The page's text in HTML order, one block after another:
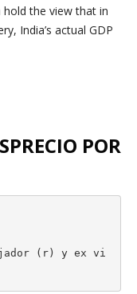
the view that in
India’s actual GDP
POR
(r) y ex vi